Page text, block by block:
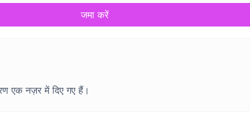
जमा करें
एक नज़र में दिए गए हैं।